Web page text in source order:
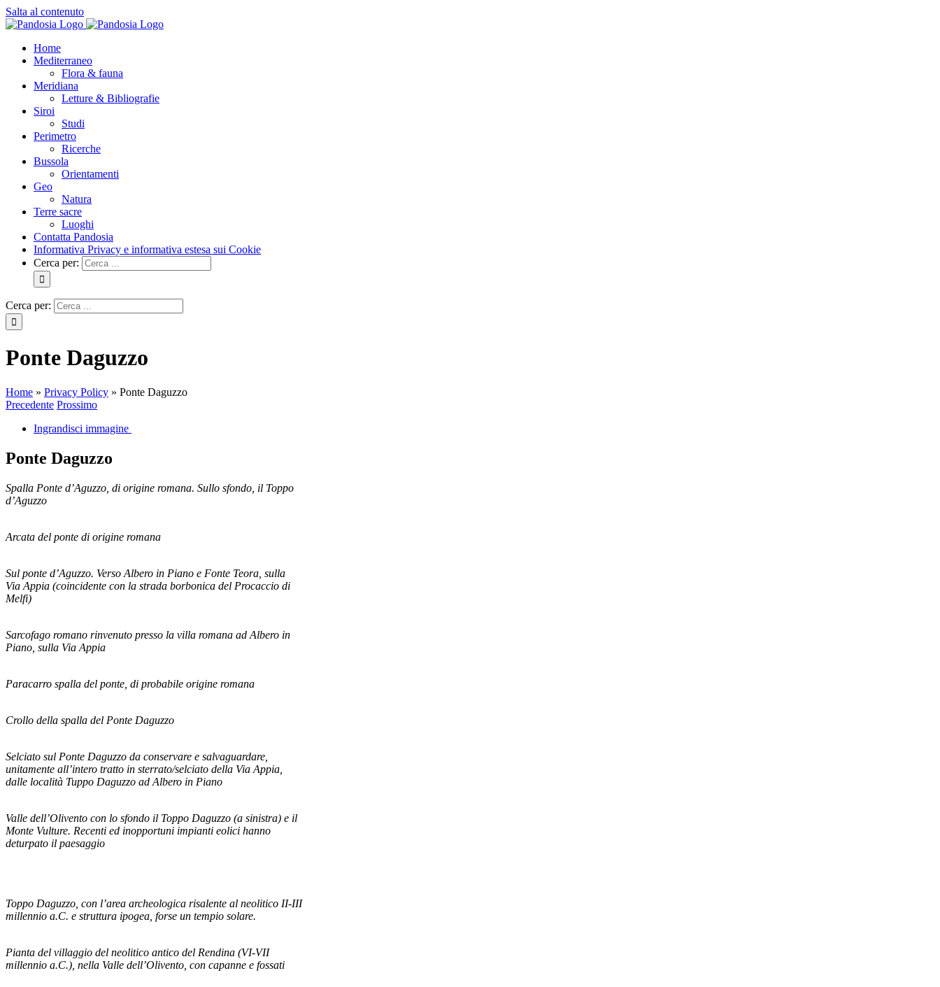
Salta al contenuto
Home
Mediterraneo
Flora & fauna
Meridiana
Letture & Bibliografie
Siroi
Studi
Perimetro
Ricerche
Bussola
Orientamenti
Geo
Natura
Terre sacre
Luoghi
Contatta Pandosia
Informativa Privacy e informativa estesa sui Cookie
Cerca per:
Cerca per:
Ponte Daguzzo
Home » Privacy Policy » Ponte Daguzzo
Precedente Prossimo
Ingrandisci immagine
Ponte Daguzzo
Spalla Ponte d’Aguzzo, di origine romana. Sullo sfondo, il Toppo
d’Aguzzo
Arcata del ponte di origine romana
Sul ponte d’Aguzzo. Verso Albero in Piano e Fonte Teora, sulla
Via Appia (coincidente con la strada borbonica del Procaccio di
Melfi)
Sarcofago romano rinvenuto presso la villa romana ad Albero in
Piano, sulla Via Appia
Paracarro spalla del ponte, di probabile origine romana
Crollo della spalla del Ponte Daguzzo
Selciato sul Ponte Daguzzo da conservare e salvaguardare,
unitamente all’intero tratto in sterrato/selciato della Via Appia,
dalle località Tuppo Daguzzo ad Albero in Piano
Valle dell’Olivento con lo sfondo il Toppo Daguzzo (a sinistra) e il
Monte Vulture. Recenti ed inopportuni impianti eolici hanno
deturpato il paesaggio
Toppo Daguzzo, con l’area archeologica risalente al neolitico II-III
millennio a.C. e struttura ipogea, forse un tempio solare.
Pianta del villaggio del neolitico antico del Rendina (VI-VII
millennio a.C.), nella Valle dell’Olivento, con capanne e fossati